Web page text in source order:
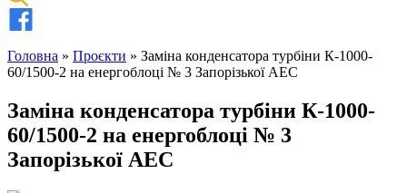
Головна » Проєкти » Заміна конденсатора турбіни К-1000-
60/1500-2 на енергоблоці № 3 Запорізької АЕС
Заміна конденсатора турбіни К-1000-
60/1500-2 на енергоблоці № 3
Запорізької АЕС